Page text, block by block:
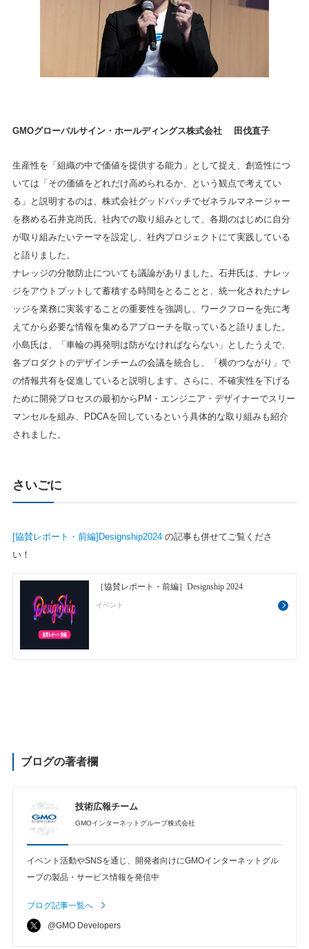
GMOグローバルサイン・ホールディングス株式会社 田伐直子
生産性を「組織の中で価値を提供する能力」として捉え、創造性につ
いては「その価値をどれだけ高められるか、という観点で考えてい
る」と説明するのは、株式会社グッドパッチでゼネラルマネージャー
を務める石井克尚氏。社内での取り組みとして、各期のはじめに自分
が取り組みたいテーマを設定し、社内プロジェクトにて実践している
と語りました。
ナレッジの分散防止についても議論がありました。石井氏は、ナレッ
ジをアウトプットして蓄積する時間をとることと、統一化されたナレ
ッジを業務に実装することの重要性を強調し、ワークフローを先に考
えてから必要な情報を集めるアプローチを取っていると語りました。
小島氏は、「車輪の再発明は防がなければならない」としたうえで、
各プロダクトのデザインチームの会議を統合し、「横のつながり」で
の情報共有を促進していると説明します。さらに、不確実性を下げる
ために開発プロセスの最初からPM・エンジニア・デザイナーでスリー
マンセルを組み、PDCAを回しているという具体的な取り組みも紹介
されました。
さいごに
[協賛レポート・前編]Designship2024の記事も併せてご覧くださ
い！
ブログの著者欄
技術広報チーム
GMOインターネットグループ株式会社
イベント活動やSNSを通じ、開発者向けにGMOインターネットグル
ープの製品・サービス情報を発信中
ブログ記事一覧へ
@GMO Developers